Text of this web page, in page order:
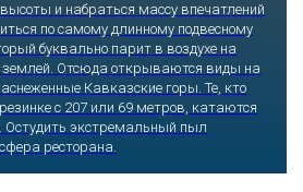
и набраться массу впечатлений
по самому длинному подвесному
буквально парит в воздухе на
землей. Отсюда открываются виды на
Кавказские горы. Те, кто
с 207 или 69 метров, катаются
Остудить экстремальный пыл
ресторана.